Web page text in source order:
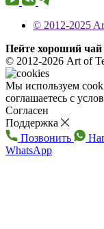
© 2012-2025
Пейте хороший
© 2012-2026 Art of
Мы используем
соглашаетесь с
Согласен
Поддержка
Позвонить
WhatsApp